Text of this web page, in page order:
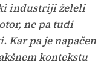
industriji želeli
ne pa tudi
Kar pa je napačen
kontekstu